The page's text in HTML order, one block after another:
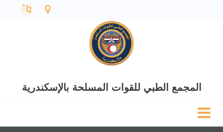
المجمع الطبي للقوات المسلحة بالإسكندرية